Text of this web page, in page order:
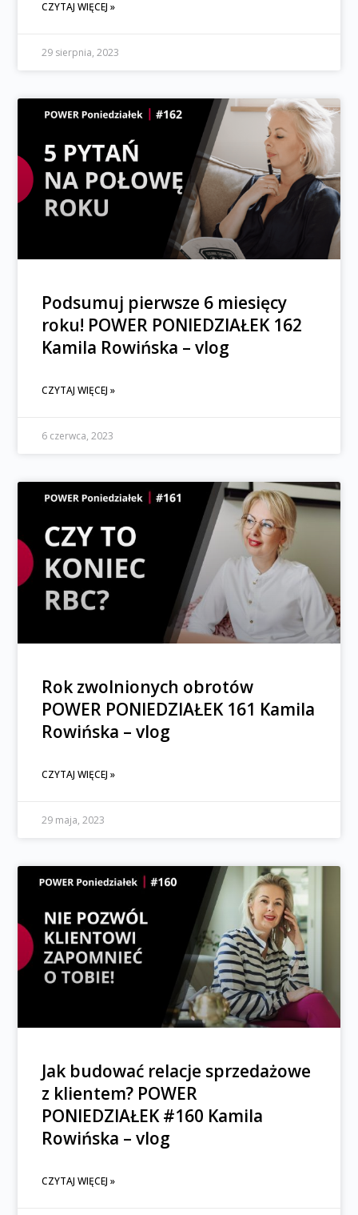
CZYTAJ WIĘCEJ »
29 sierpnia, 2023
Podsumuj pierwsze 6 miesięcy
roku! POWER PONIEDZIAŁEK 162
Kamila Rowińska – vlog
CZYTAJ WIĘCEJ »
6 czerwca, 2023
Rok zwolnionych obrotów
POWER PONIEDZIAŁEK 161 Kamila
Rowińska – vlog
CZYTAJ WIĘCEJ »
29 maja, 2023
Jak budować relacje sprzedażowe
z klientem? POWER
PONIEDZIAŁEK #160 Kamila
Rowińska – vlog
CZYTAJ WIĘCEJ »